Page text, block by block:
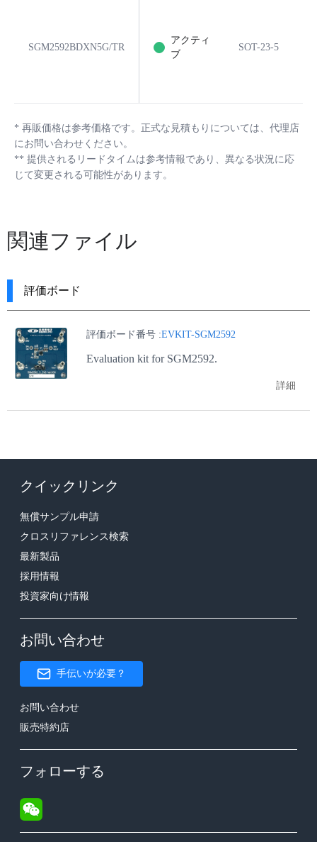
SGM2592BDXN5G/TR
アクティ
ブ
SOT-23-5
* 再販価格は参考価格です。正式な見積もりについては、代理店
にお問い合わせください。
** 提供されるリードタイムは参考情報であり、異なる状況に応
じて変更される可能性があります。
関連ファイル
評価ボード
評価ボード番号 :EVKIT-SGM2592
Evaluation kit for SGM2592.
詳細
クイックリンク
無償サンプル申請
クロスリファレンス検索
最新製品
採用情報
投資家向け情報
お問い合わせ
手伝いが必要？
お問い合わせ
販売特約店
フォローする